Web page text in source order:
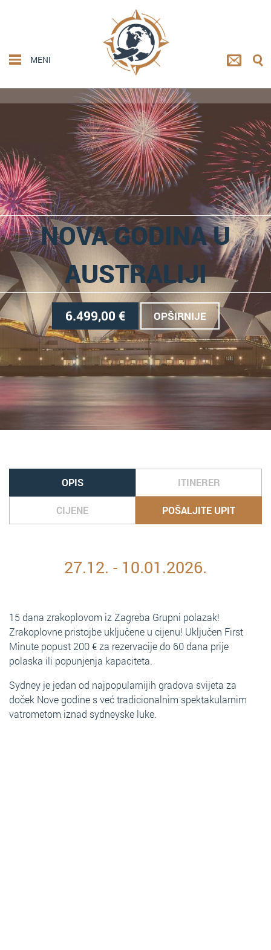
MENI
NOVA GODINA U
AUSTRALIJI
6.499,00 € OPŠIRNIJE
OPIS ITINERER
CIJENE POŠALJITE UPIT
27.12. - 10.01.2026.
15 dana zrakoplovom iz Zagreba Grupni polazak!
Zrakoplovne pristojbe uključene u cijenu! Uključen First
Minute popust 200 € za rezervacije do 60 dana prije
polaska ili popunjenja kapaciteta.
Sydney je jedan od najpopularnijih gradova svijeta za
doček Nove godine s već tradicionalnim spektakularnim
vatrometom iznad sydneyske luke.